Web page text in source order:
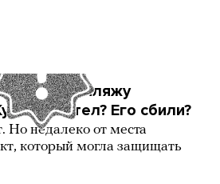
попал по пляжу
он летел? Его сбили?
Но недалеко от места
который могла защищать